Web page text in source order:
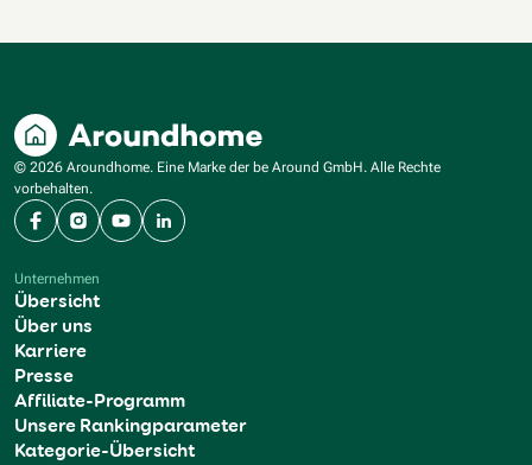
© 2026 Aroundhome. Eine Marke der be Around GmbH. Alle Rechte
vorbehalten.
FacebookInstagram
YouTubeLinkedIn
Unternehmen
Übersicht
Über uns
Karriere
Presse
Affiliate-Programm
Unsere Rankingparameter
Kategorie-Übersicht